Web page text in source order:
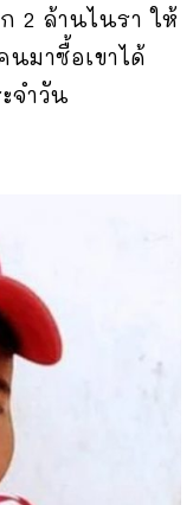
2 ล้านไนรา ให้
มาซื้อเขาได้
จำวัน